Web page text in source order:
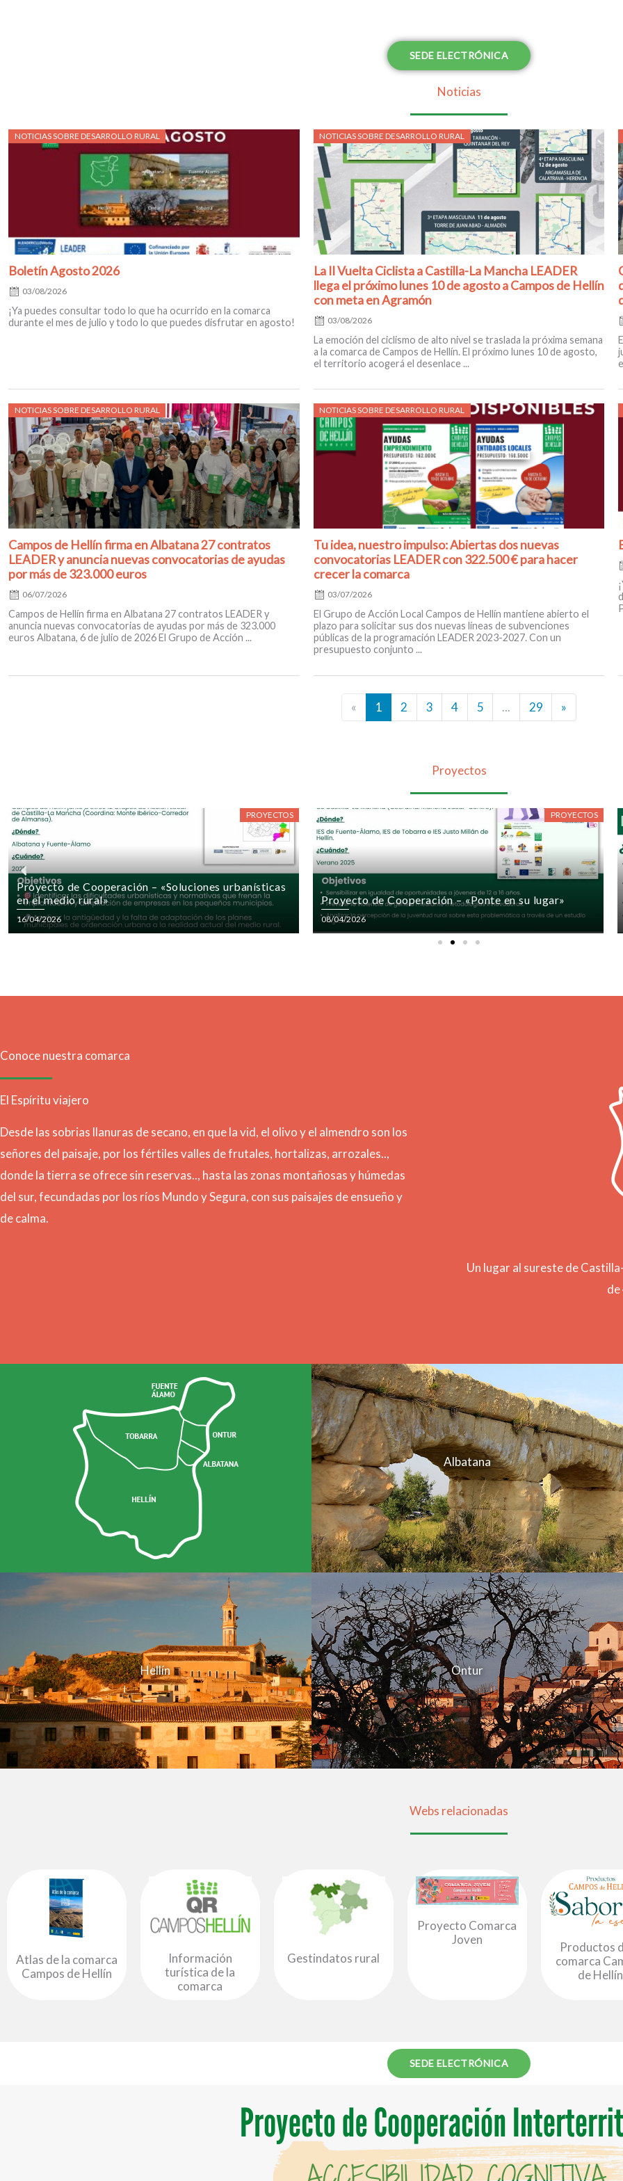
SEDE ELECTRÓNICA
Noticias
NOTICIAS SOBRE DESARROLLO RURAL
Boletín Agosto 2026
Posted
03/08/2026
¡Ya puedes consultar todo lo que ha ocurrido en la comarca
durante el mes de julio y todo lo que puedes disfrutar en agosto!
NOTICIAS SOBRE DESARROLLO RURAL
La II Vuelta Ciclista a Castilla-La Mancha LEADER
llega el próximo lunes 10 de agosto a Campos de Hellín
con meta en Agramón
Posted
on
03/08/2026
La emoción del ciclismo de alto nivel se traslada la próxima semana
a la comarca de Campos de Hellín. El próximo lunes 10 de agosto,
el territorio acogerá el desenlace ...
NOTICIAS SOBRE DESARROLLO RURAL
Campos de Hellín firma en Albatana 27 contratos
LEADER y anuncia nuevas convocatorias de ayudas
por más de 323.000 euros
Posted
06/07/2026
Campos de Hellín firma en Albatana 27 contratos LEADER y
anuncia nuevas convocatorias de ayudas por más de 323.000
euros Albatana, 6 de julio de 2026 El Grupo de Acción ...
NOTICIAS SOBRE DESARROLLO RURAL
Tu idea, nuestro impulso: Abiertas dos nuevas
convocatorias LEADER con 322.500 € para hacer
crecer la comarca
Posted
on
03/07/2026
El Grupo de Acción Local Campos de Hellín mantiene abierto el
plazo para solicitar sus dos nuevas líneas de subvenciones
públicas de la programación LEADER 2023-2027. Con un
presupuesto conjunto ...
« 1 2 3 4 5 ... 29 »
Proyectos
PROYECTOS
Proyecto de Cooperación – «Soluciones urbanísticas
en el medio rural»
Posted
on
16/04/2026
PROYECTOS
Proyecto de Cooperación – «Ponte en su lugar»
Posted
on
08/04/2026
P
r
e
i
u
s
Conoce nuestra comarca
El Espíritu viajero
Desde las sobrias llanuras de secano, en que la vid, el olivo y el almendro son los
señores del paisaje, por los fértiles valles de frutales, hortalizas, arrozales..,
donde la tierra se ofrece sin reservas.., hasta las zonas montañosas y húmedas
del sur, fecundadas por los ríos Mundo y Segura, con sus paisajes de ensueño y
de calma.
Un lugar al sureste de
Albatana
Hellín Ontur
Webs relacionadas
Atlas de la comarca
Campos de Hellín
Información
turística de la
comarca
Gestindatos rural
Proyecto Comarca
Joven
Productos
comarca
de Hellín
SEDE ELECTRÓNICA